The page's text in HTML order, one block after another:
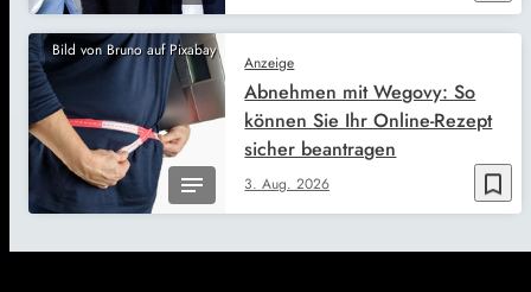
Bild von Bruno auf Pixabay
bookmark_border
Anzeige
3. Aug. 2026
Abnehmen mit Wegovy: So
können Sie Ihr Online-Rezept
sicher beantragen